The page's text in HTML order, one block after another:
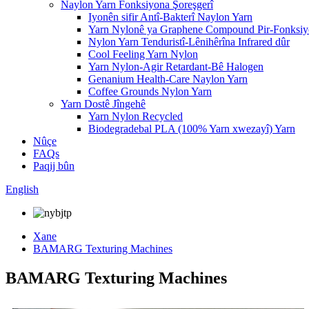
Naylon Yarn Fonksiyona Şoreşgerî
Iyonên sifir Antî-Bakterî Naylon Yarn
Yarn Nylonê ya Graphene Compound Pir-
Nylon Yarn Tenduristî-Lênihêrîna Infrared dûr
Cool Feeling Yarn Nylon
Yarn Nylon-Agir Retardant-Bê Halogen
Genanium Health-Care Naylon Yarn
Coffee Grounds Nylon Yarn
Yarn Dostê Jîngehê
Yarn Nylon Recycled
Biodegradebal PLA (100% Yarn xwezayî) Yarn
Nûçe
FAQs
Paqij bûn
English
Xane
BAMARG Texturing Machines
BAMARG Texturing Machines